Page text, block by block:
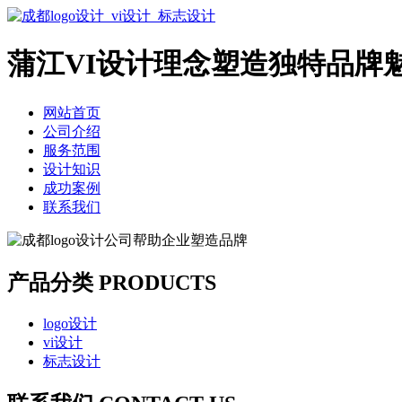
蒲江VI设计理念塑造独特品牌
网站首页
公司介绍
服务范围
设计知识
成功案例
联系我们
产品分类 PRODUCTS
logo设计
vi设计
标志设计